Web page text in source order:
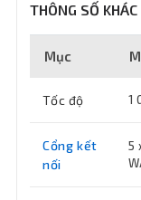
THÔNG SỐ KHÁC
Mục
Tốc độ 1
Cổng kết
nối
5